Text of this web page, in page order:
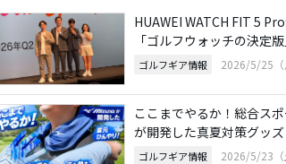
HUAWEI WATCH FIT 5
「ゴルフウォッチの決定版
ゴルフギア情報 2026/5/25
ここまでやるか！総合ス
が開発した真夏対策グッズ
ゴルフギア情報 2026/5/23